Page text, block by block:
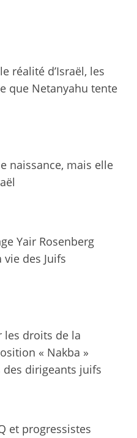
réalité d’Israël, les
que Netanyahu tente
naissance, mais elle
Yair Rosenberg
des Juifs
les droits de la
« Nakba »
dirigeants juifs
et progressistes